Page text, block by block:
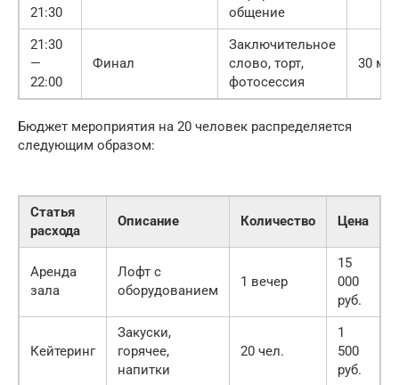
21:30
общение
21:30
—
22:00
Финал
Заключительное
слово, торт,
фотосессия
30
Бюджет мероприятия на 20 человек распределяется
следующим образом:
Статья
расхода
Описание Количество Цена
Аренда
зала
Лофт с
оборудованием
1 вечер
15
000
руб.
Кейтеринг
Закуски,
горячее,
напитки
20 чел.
1
500
руб.